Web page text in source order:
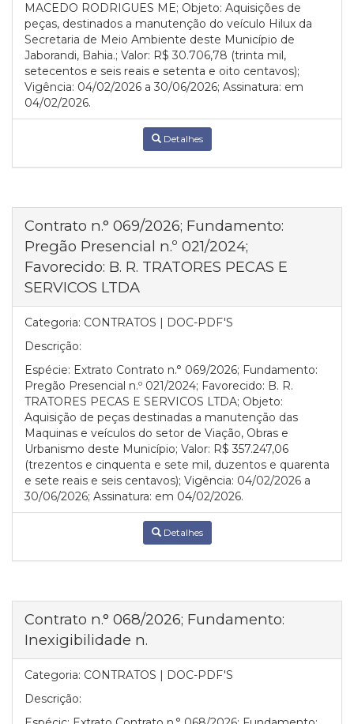
MACEDO RODRIGUES ME; Objeto: Aquisições de
peças, destinados a manutenção do veículo Hilux da
Secretaria de Meio Ambiente deste Município de
Jaborandi, Bahia.; Valor: R$ 30.706,78 (trinta mil,
setecentos e seis reais e setenta e oito centavos);
Vigência: 04/02/2026 a 30/06/2026; Assinatura: em
04/02/2026.
Detalhes
Contrato n.° 069/2026; Fundamento:
Pregão Presencial n.º 021/2024;
Favorecido: B. R. TRATORES PECAS E
SERVICOS LTDA
Categoria: CONTRATOS | DOC-PDF'S
Descrição:
Espécie: Extrato Contrato n.° 069/2026; Fundamento:
Pregão Presencial n.º 021/2024; Favorecido: B. R.
TRATORES PECAS E SERVICOS LTDA; Objeto:
Aquisição de peças destinadas a manutenção das
Maquinas e veículos do setor de Viação, Obras e
Urbanismo deste Município; Valor: R$ 357.247,06
(trezentos e cinquenta e sete mil, duzentos e quarenta
e sete reais e seis centavos); Vigência: 04/02/2026 a
30/06/2026; Assinatura: em 04/02/2026.
Detalhes
Contrato n.° 068/2026; Fundamento:
Inexigibilidade n.
Categoria: CONTRATOS | DOC-PDF'S
Descrição: